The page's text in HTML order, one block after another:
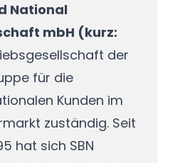
National
mbH (kurz:
der
für die
Kunden im
zuständig. Seit
hat sich SBN